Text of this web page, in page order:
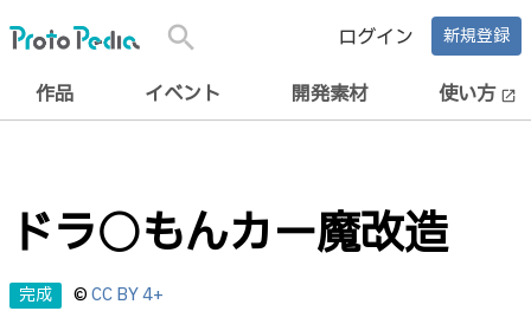
search ログイン 新規登録
作品 イベント 開発素材 使い方 open_in_new
ドラ○もんカー魔改造
完成 ©CC BY 4+